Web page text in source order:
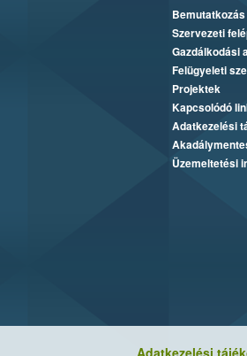
Adatkezelési
Bemutatkozás
Szervezeti
Gazdálkodási
Felügyeleti
Projektek
Kapcsolódó
Adatkezelési
Üzemeltetési